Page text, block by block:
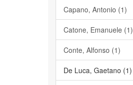
Capano, Antonio (1)
Catone, Emanuele (1)
Conte, Alfonso (1)
De Luca, Gaetano (1)